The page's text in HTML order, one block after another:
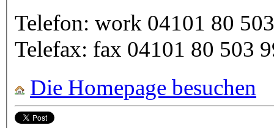
Telefon: work 04101 80
Telefax: fax 04101 80 503
Die Homepage besuchen